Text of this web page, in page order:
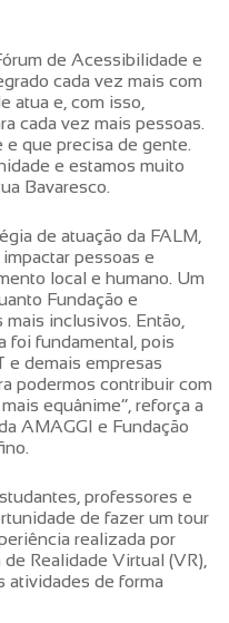
de Acessibilidade e
cada vez mais com
atua e, com isso,
cada vez mais pessoas.
que precisa de gente.
e estamos muito
Bavaresco.
de atuação da FALM,
pessoas e
local e humano. Um
Fundação e
inclusivos. Então,
foi fundamental, pois
e demais empresas
podermos contribuir com
equânime”, reforça a
AMAGGI e Fundação
professores e
de fazer um tour
realizada por
Realidade Virtual (VR),
atividades de forma